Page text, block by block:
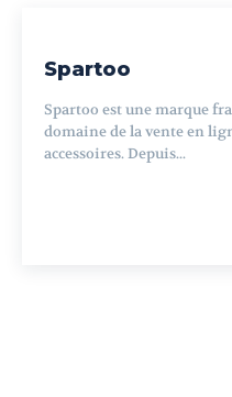
Spartoo
Spartoo est une marque
domaine de la vente en
accessoires. Depuis...